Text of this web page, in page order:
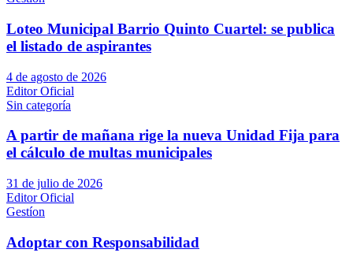
Loteo Municipal Barrio Quinto Cuartel: se publica
el listado de aspirantes
4 de agosto de 2026
Editor Oficial
Sin categoría
A partir de mañana rige la nueva Unidad Fija para
el cálculo de multas municipales
31 de julio de 2026
Editor Oficial
Gestíon
Adoptar con Responsabilidad